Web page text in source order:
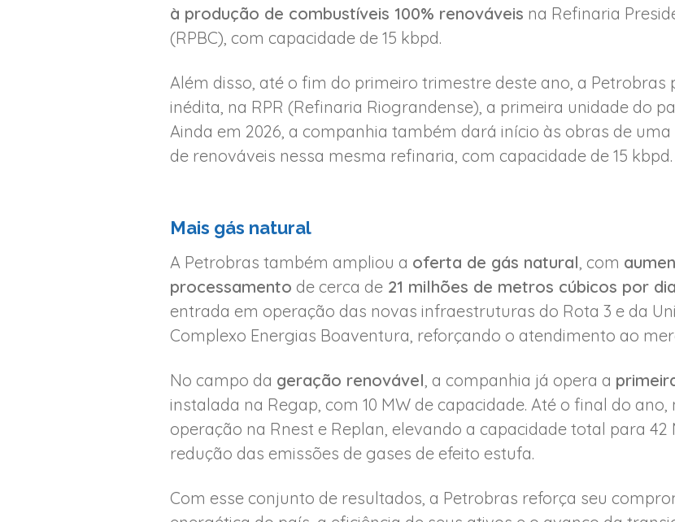
à produção de combustíveis 100% renováveis na Refinaria
(RPBC), com capacidade de 15 kbpd.
Além disso, até o fim do primeiro trimestre deste ano, a Petrobras
inédita, na RPR (Refinaria Riograndense), a primeira unidade do
Ainda em 2026, a companhia também dará início às obras de
de renováveis nessa mesma refinaria, com capacidade de 15 kbpd.
Mais gás natural
A Petrobras também ampliou a oferta de gás natural , com
processamento de cerca de 21 milhões de metros cúbicos por dia
entrada em operação das novas infraestruturas do Rota 3 e da
Complexo Energias Boaventura, reforçando o atendimento ao
No campo da geração renovável , a companhia já opera a
instalada na Regap, com 10 MW de capacidade. Até o final do
operação na Rnest e Replan, elevando a capacidade total para
redução das emissões de gases de efeito estufa.
Com esse conjunto de resultados, a Petrobras reforça seu